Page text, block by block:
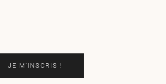
JE M'INSCRIS !